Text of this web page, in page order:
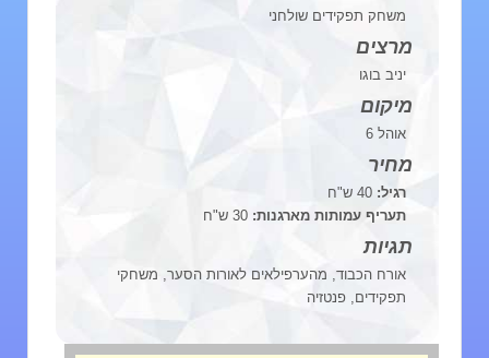
משחק תפקידים שולחני
מרצים
תעריף עמותות מארגנות:30 ש"ח
אורח הכבוד, מהערפילאים לאורות הסער, משחקי
תפקידים, פנטזיה